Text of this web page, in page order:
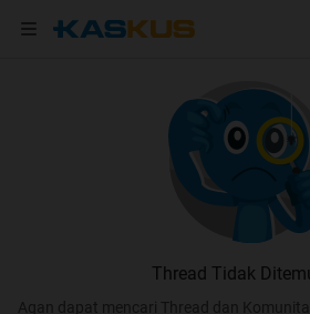
Thread Tidak
Agan dapat mencari Thread dan